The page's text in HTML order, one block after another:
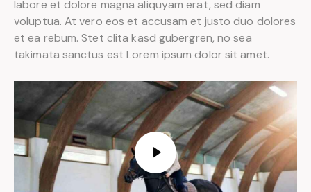
labore et dolore magna aliquyam erat, sed diam
voluptua. At vero eos et accusam et justo duo dolores
et ea rebum. Stet clita kasd gubergren, no sea
takimata sanctus est Lorem ipsum dolor sit amet.